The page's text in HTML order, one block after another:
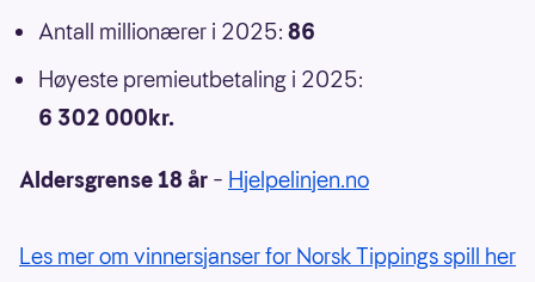
Antall millionærer i 2025: 86
Høyeste premieutbetaling i 2025:
6 302 000kr.
Aldersgrense 18 år – Hjelpelinjen.no
Les mer om vinnersjanser for Norsk Tippings spill her